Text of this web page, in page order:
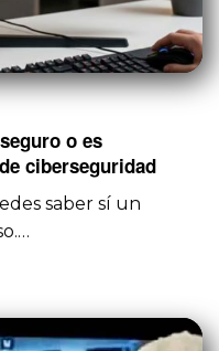
o es
ciberseguridad
saber sí un